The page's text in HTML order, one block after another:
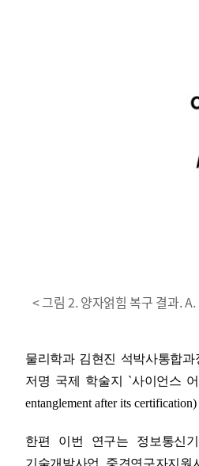
< 그림 2. 양자얽힘 복구 결과.
물리학과 김현진 석박사통합과
저명 국제 학술지 `사이언스
entanglement after its certification)
한편 이번 연구는 정보통신
기술개발사업, 중견연구자지원